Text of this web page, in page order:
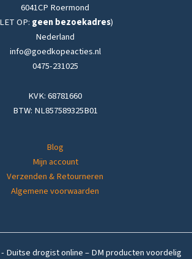
6041CP Roermond
OP: geen bezoekadres)
Nederland
info@goedkopeacties.nl
0475-231025
KVK: 68781660
BTW: NL857589325B01
Blog
Mijn account
Verzenden & Retourneren
Algemene voorwaarden
- Duitse drogist online – DM producten voordelig